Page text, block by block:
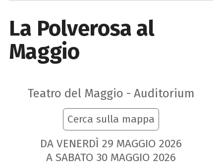
La Polverosa al
Maggio
Teatro del Maggio - Auditorium
Cerca sulla mappa
DA VENERDÌ 29 MAGGIO 2026
A SABATO 30 MAGGIO 2026